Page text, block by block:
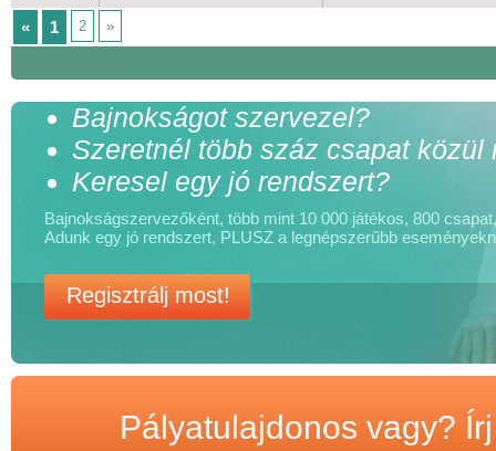
« 1 2 »
Bajnokságot szervezel?
Szeretnél több száz csapat közül
Keresel egy jó rendszert?
Bajnokságszervezőként, több mint 10 000 játékos, 800
Adunk egy jó rendszert, PLUSZ a legnépszerűbb
Regisztrálj most!
Pályatulajdonos vagy?